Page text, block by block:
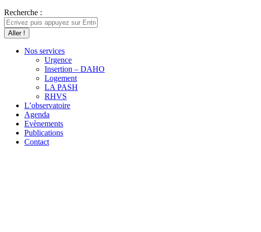
Recherche :
Nos services
Urgence
Insertion – DAHO
Logement
LA PASH
RHVS
L’observatoire
Agenda
Evènements
Publications
Contact